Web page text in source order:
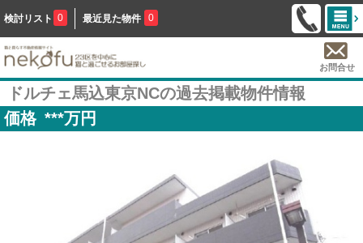
検討リスト 0 最近見た物件 0
お問合せ
ドルチェ馬込東京NCの過去掲載物件情報
価格 ***万円